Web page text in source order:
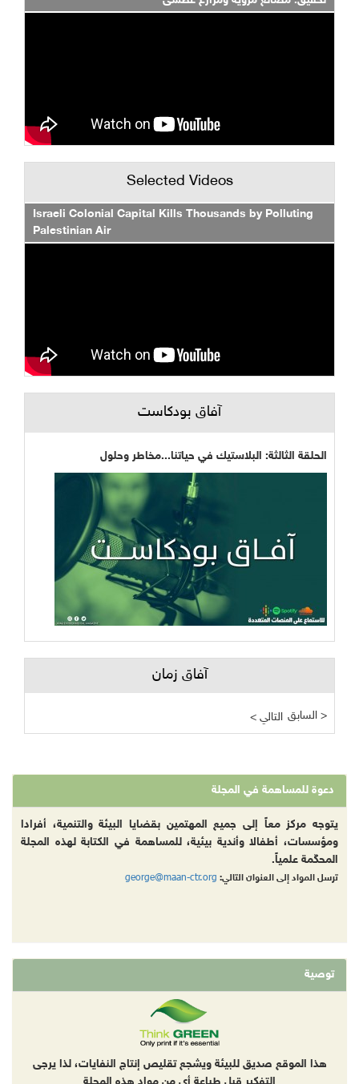
Selected Videos
Israeli Colonial Capital Kills Thousands by Polluting
Palestinian Air
آفاق بودكاست
الحلقة الثالثة: البلاستيك في حياتنا...مخاطر وحلول
آفاق زمان
< التالي السابق >
دعوة للمساهمة في المجلة
يتوجه مركز معاً إلى جميع المهتمين بقضايا البيئة والتنمية، أفرادا
ومؤسسات، أطفالا وأندية بيئية، للمساهمة في الكتابة لهذه المجلة
المحكّمة علمياً.
ترسل المواد إلى العنوان التالي: george@maan-ctr.org
توصية
هذا الموقع صديق للبيئة ويشجع تقليص إنتاج النفايات، لذا يرجى